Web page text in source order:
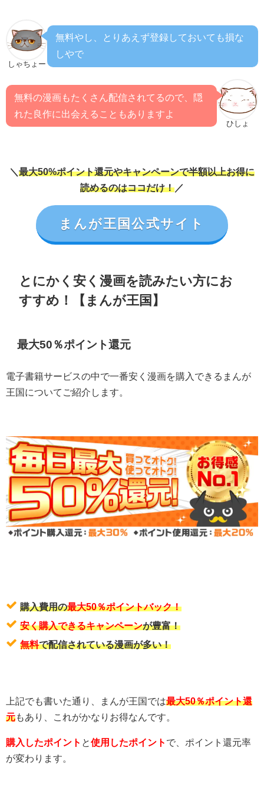
しゃちょー
無料やし、とりあえず登録しておいても損な
しやで
ひしょ
無料の漫画もたくさん配信されてるので、隠
れた良作に出会えることもありますよ
＼ 最大50%ポイント還元やキャンペーンで半額以上お得に
読めるのはココだけ！／
まんが王国公式サイト
とにかく安く漫画を読みたい方にお
すすめ！【まんが王国】
最大50％ポイント還元
電子書籍サービスの中で一番安く漫画を購入できるまんが
王国についてご紹介します。
購入費用の最大50％ポイントバック！
安く購入できるキャンペーンが豊富！
無料で配信されている漫画が多い！
上記でも書いた通り、まんが王国では最大50％ポイント還
元もあり、これがかなりお得なんです。
購入したポイント と使用したポイント で、ポイント還元率
が変わります。